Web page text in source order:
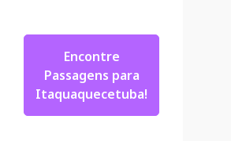
Encontre
Passagens para
Itaquaquecetuba!